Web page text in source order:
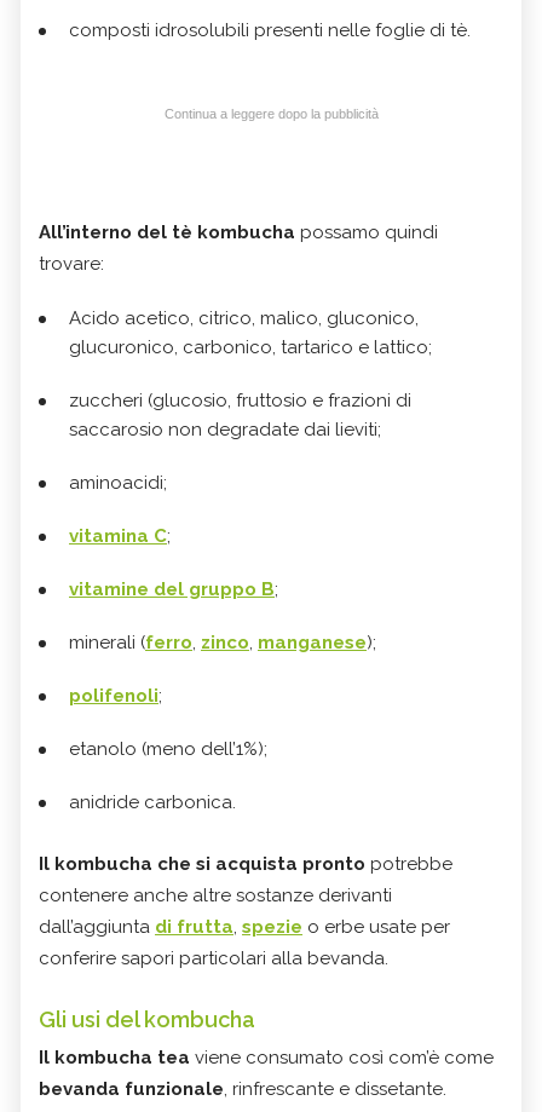
composti idrosolubili presenti nelle foglie di tè.
Continua a leggere dopo la pubblicità
All’interno del tè kombucha possamo quindi
trovare:
Acido acetico, citrico, malico, gluconico,
glucuronico, carbonico, tartarico e lattico;
zuccheri (glucosio, fruttosio e frazioni di
saccarosio non degradate dai lieviti;
aminoacidi;
vitamina C;
vitamine del gruppo B;
minerali (ferro, zinco, manganese);
polifenoli;
etanolo (meno dell’1%);
anidride carbonica.
Il kombucha che si acquista pronto potrebbe
contenere anche altre sostanze derivanti
dall’aggiunta di frutta, spezie o erbe usate per
conferire sapori particolari alla bevanda.
Gli usi del kombucha
Il kombucha tea viene consumato così com’è come
bevanda funzionale, rinfrescante e dissetante.